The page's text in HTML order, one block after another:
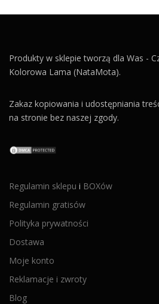
Produkty w sklepie tworzą dla Was -
Kolorowa Lama (NataMota).
Zakaz kopiowania i udostępniania
na stronie bez naszej zgody.
Regulamin sklepu i BOXów
Regulamin gratisów
Polityka prywatności
Dostawa
Moje konto
Reklamacje i zwroty
Blog